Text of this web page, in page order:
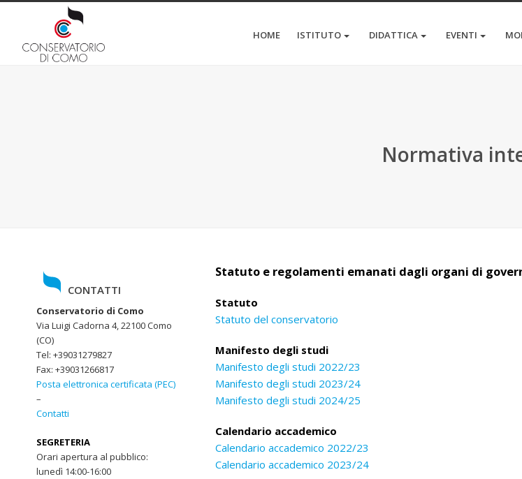
HOME ISTITUTO DIDATTICA EVENTI
Normativa
Statuto e regolamenti emanati dagli organi di
Statuto
Statuto del conservatorio
Manifesto degli studi
Manifesto degli studi 2022/23
Manifesto degli studi 2023/24
Manifesto degli studi 2024/25
Calendario accademico
Calendario accademico 2022/23
Calendario accademico 2023/24
CONTATTI
Conservatorio di Como
Via Luigi Cadorna 4, 22100 Como
(CO)
Tel: +39031279827
Fax: +39031266817
Posta elettronica certificata (PEC)
–
Contatti
SEGRETERIA
Orari apertura al pubblico:
lunedì 14:00-16:00